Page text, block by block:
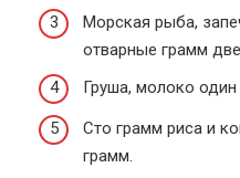
Морская рыба,
отварные грамм
Груша, молоко один
Сто грамм риса и
грамм.